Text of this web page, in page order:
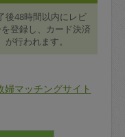
後48時間以内にレビ
を登録し、カード決済
が行われます。
マッチングサイト